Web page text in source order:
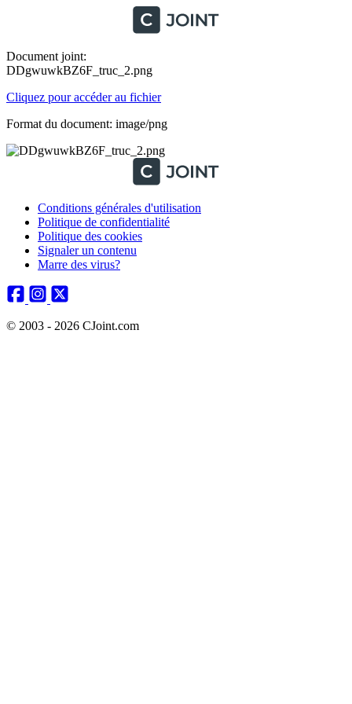
Document joint:
DDgwuwkBZ6F_truc_2.png
Cliquez pour accéder au fichier
Format du document: image/png
Conditions générales d'utilisation
Politique de confidentialité
Politique des cookies
Signaler un contenu
Marre des virus?
© 2003 - 2026 CJoint.com